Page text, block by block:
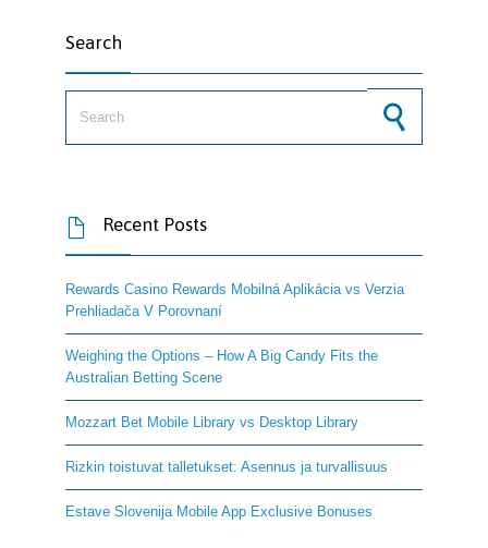
Search
 Recent Posts
Rewards Casino Rewards Mobilná Aplikácia vs Verzia
Prehliadača V Porovnaní
Weighing the Options – How A Big Candy Fits the
Australian Betting Scene
Mozzart Bet Mobile Library vs Desktop Library
Rizkin toistuvat talletukset: Asennus ja turvallisuus
Estave Slovenija Mobile App Exclusive Bonuses